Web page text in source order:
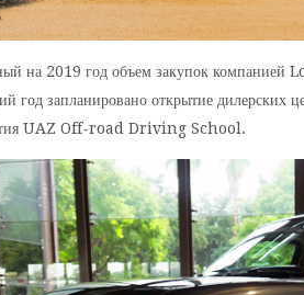
на 2019 год объем закупок
год запланировано открытие дилерских
UAZ Off-road Driving School.